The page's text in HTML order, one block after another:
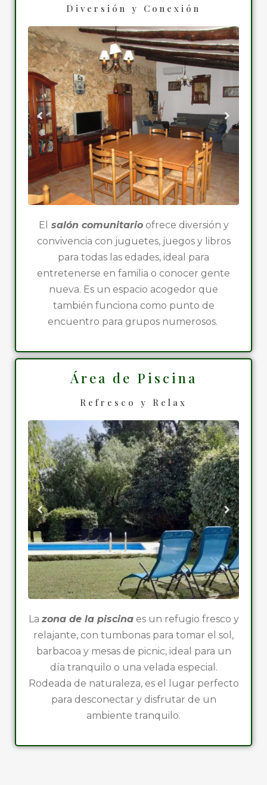
Diversión y Conexión
El salón comunitarioofrece diversión y
convivencia con juguetes, juegos y libros
para todas las edades, ideal para
entretenerse en familia o conocer gente
nueva. Es un espacio acogedor que
también funciona como punto de
encuentro para grupos numerosos.
Área de Piscina
Refresco y Relax
La zona de la piscinaes un refugio fresco y
relajante, con tumbonas para tomar el sol,
barbacoa y mesas de picnic, ideal para un
día tranquilo o una velada especial.
Rodeada de naturaleza, es el lugar perfecto
para desconectar y disfrutar de un
ambiente tranquilo.